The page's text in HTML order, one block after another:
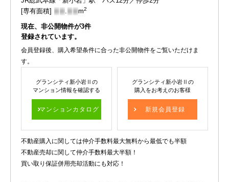
[専有面積] - - .- - m2
現在、非公開物件が3件
登録されています。
会員登録後、購入希望条件に合った非公開物件をご覧いただけま
す。
グランシティ新小岩Ⅱの
マンション情報を確認する
マンションカタログ
グランシティ新小岩Ⅱの
購入をお考えのお客様
新規会員登録
不動産購入に関しては仲介手数料最大無料から最低でも半額
不動産売却に関して仲介手数料最大半額！
買い取り保証併用売却活動にも対応！